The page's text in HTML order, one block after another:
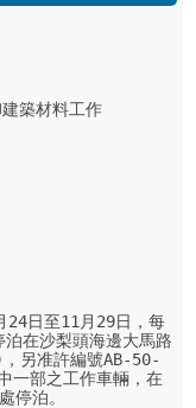
築材料工作
24日至11月29日，每
在沙梨頭海邊大馬路
另准許編號AB-50-
一部之工作車輛，在
停泊。